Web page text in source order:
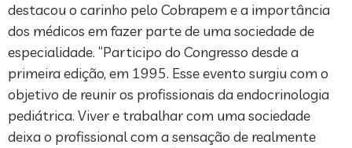
destacou o carinho pelo Cobrapem e a importância
dos médicos em fazer parte de uma sociedade de
especialidade. “Participo do Congresso desde a
primeira edição, em 1995. Esse evento surgiu com o
objetivo de reunir os profissionais da endocrinologia
pediátrica. Viver e trabalhar com uma sociedade
deixa o profissional com a sensação de realmente